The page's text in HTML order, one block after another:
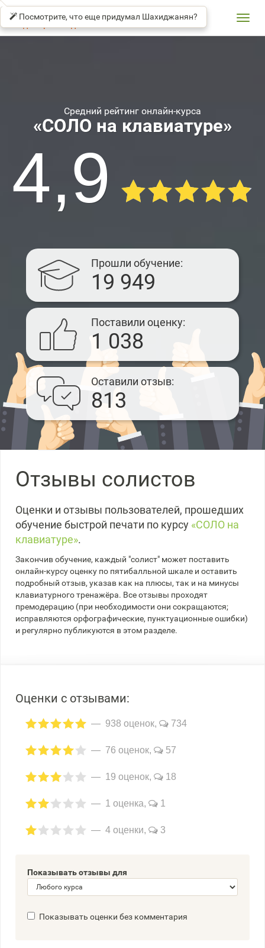
СОЛО КЛАВИАТУРЕ
Средний рейтинг онлайн-курса
«СОЛО на клавиатуре»
4,9
Прошли обучение
19 949
Поставили оценку
1 038
Оставили отзыв
813
Отзывы солистов
Оценки и отзывы пользователей, прошедших
обучение быстрой печати по курсу «СОЛО на
клавиатуре».
Закончив обучение, каждый "солист" может поставить
онлайн-курсу оценку по пятибалльной шкале и оставить
подробный отзыв, указав как на плюсы, так и на минусы
клавиатурного тренажёра. Все отзывы проходят
премодерацию (при необходимости они сокращаются;
исправляются орфографические, пунктуационные ошибки)
и регулярно публикуются в этом разделе.
Оценки с отзывами:
938 оценок, 734
76 оценок, 57
19 оценок, 18
1 оценка, 1
4 оценки, 3
Показывать отзывы для
Показывать оценки без комментария
Посмотрите, что еще придумал Шахиджанян?